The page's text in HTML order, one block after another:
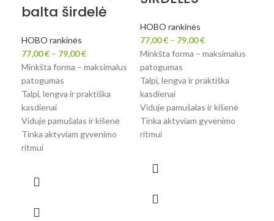
balta širdelė
HOBO rankinės
77,00€ – 79,00€
Minkšta forma – maksimalus
patogumas
Talpi, lengva ir praktiška
kasdienai
Viduje pamušalas ir kišenė
Tinka aktyviam gyvenimo
ritmui
HOBO rankinės
77,00€ – 79,00€
Minkšta forma – maksimalus
patogumas
Talpi, lengva ir praktiška
kasdienai
Viduje pamušalas ir kišenė
Tinka aktyviam gyvenimo
ritmui